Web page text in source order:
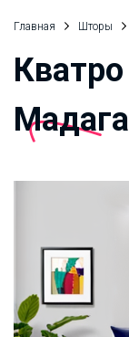
Главная Шторы